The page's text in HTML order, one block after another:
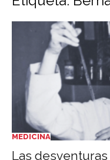
MEDICINA
Las